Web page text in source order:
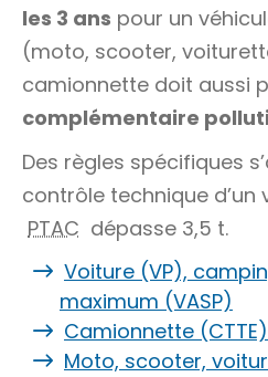
les 3 ans pour un
(moto, scooter,
camionnette doit aussi
complémentaire
Des règles spécifiques
contrôle technique d’un
PTAC dépasse 3,5 t.
Voiture (VP),
maximum (VASP)
Camionnette (CTTE)
Moto, scooter,